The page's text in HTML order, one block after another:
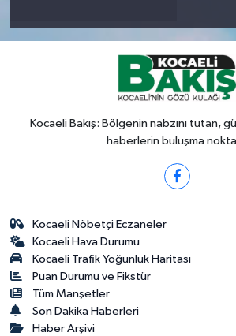
Kocaeli Bakış: Bölgenin nabzını tutan,
haberlerin buluşma
Kocaeli Nöbetçi Eczaneler
Kocaeli Hava Durumu
Kocaeli Trafik Yoğunluk Haritası
Puan Durumu ve Fikstür
Tüm Manşetler
Son Dakika Haberleri
Haber Arşivi